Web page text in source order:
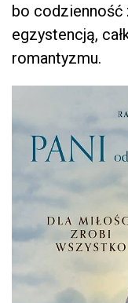
bo codzienność
egzystencją,
romantyzmu.